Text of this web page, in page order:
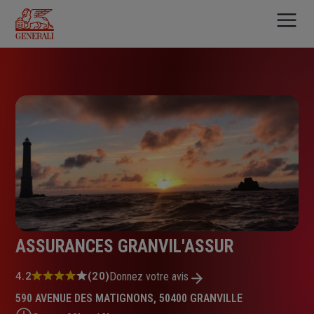
contenu
principal
ASSURANCES GRANVIL'ASSUR
Note
4.2
4.2 (20)Donnez votre avis
590 AVENUE DES MATIGNONS, 50400 GRANVILLE